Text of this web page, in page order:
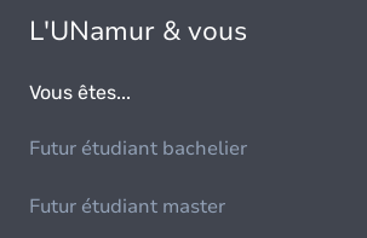
L'UNamur & vous
Vous êtes...
Futur étudiant bachelier
Futur étudiant master